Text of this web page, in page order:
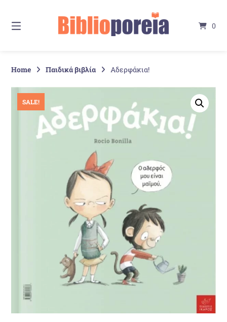
Inhalt
0
Home Παιδικά βιβλία Αδερφάκια!
SALE!